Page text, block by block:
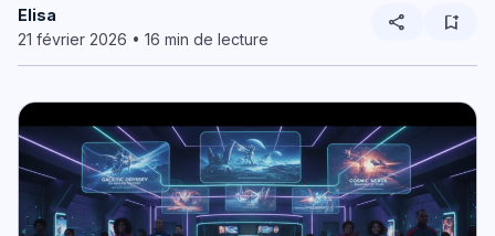
Elisa
21 février 2026 • 16 min de lecture
share bookmark_add